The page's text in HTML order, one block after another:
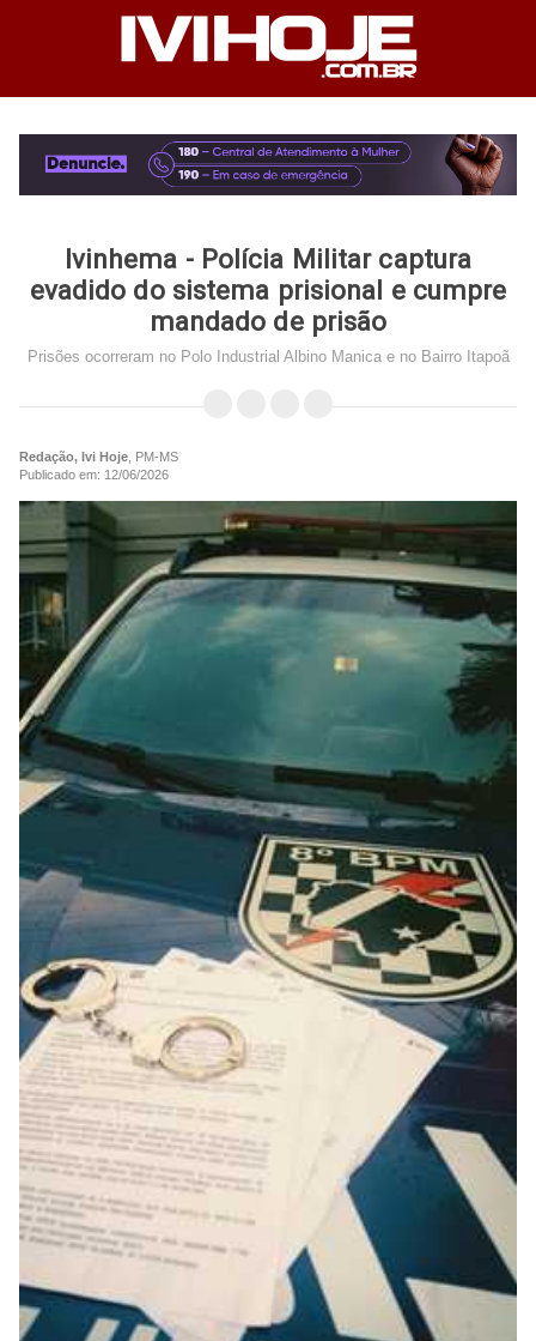
Ivinhema - Polícia Militar captura
evadido do sistema prisional e cumpre
mandado de prisão
Prisões ocorreram no Polo Industrial Albino Manica e no Bairro Itapoã
Redação, Ivi Hoje , PM-MS
Publicado em: 12/06/2026